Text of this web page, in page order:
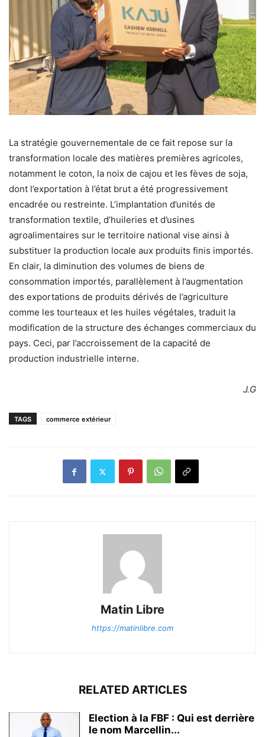
La stratégie gouvernementale de ce fait repose sur la
transformation locale des matières premières agricoles,
notamment le coton, la noix de cajou et les fèves de soja,
dont l’exportation à l’état brut a été progressivement
encadrée ou restreinte. L’implantation d’unités de
transformation textile, d’huileries et d’usines
agroalimentaires sur le territoire national vise ainsi à
substituer la production locale aux produits finis importés.
En clair, la diminution des volumes de biens de
consommation importés, parallèlement à l’augmentation
des exportations de produits dérivés de l’agriculture
comme les tourteaux et les huiles végétales, traduit la
modification de la structure des échanges commerciaux du
pays. Ceci, par l’accroissement de la capacité de
production industrielle interne.
J.G
TAGS commerce extérieur
Matin Libre
https://matinlibre.com
RELATED ARTICLES
Election à la FBF : Qui est derrière
le nom Marcellin...